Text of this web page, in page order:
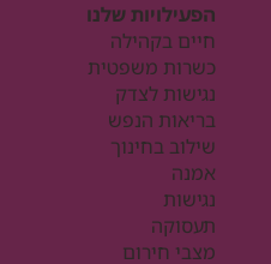
הפעילויות שלנו
חיים בקהילה
כשרות משפטית
נגישות לצדק
בריאות הנפש
שילוב בחינוך
אמנה
נגישות
תעסוקה
מצבי חירום